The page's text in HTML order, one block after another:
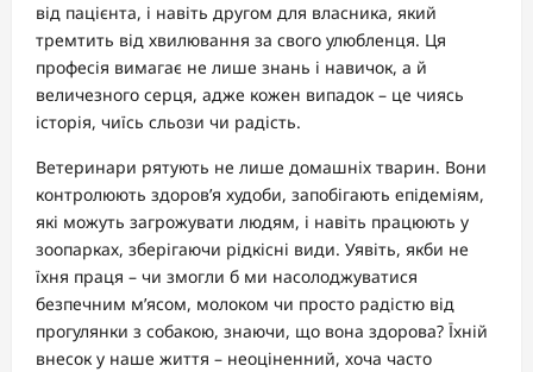
від пацієнта, і навіть другом для власника, який
тремтить від хвилювання за свого улюбленця. Ця
професія вимагає не лише знань і навичок, а й
величезного серця, адже кожен випадок – це чиясь
історія, чиїсь сльози чи радість.
Ветеринари рятують не лише домашніх тварин. Вони
контролюють здоров’я худоби, запобігають епідеміям,
які можуть загрожувати людям, і навіть працюють у
зоопарках, зберігаючи рідкісні види. Уявіть, якби не
їхня праця – чи змогли б ми насолоджуватися
безпечним м’ясом, молоком чи просто радістю від
прогулянки з собакою, знаючи, що вона здорова? Їхній
внесок у наше життя – неоціненний, хоча часто